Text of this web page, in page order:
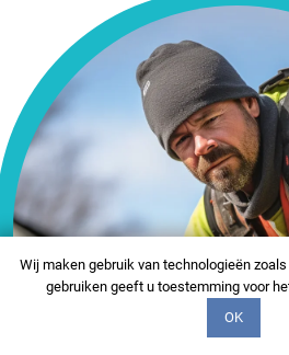
Wij maken gebruik van technologieën
gebruiken geeft u toestemming voor
OK